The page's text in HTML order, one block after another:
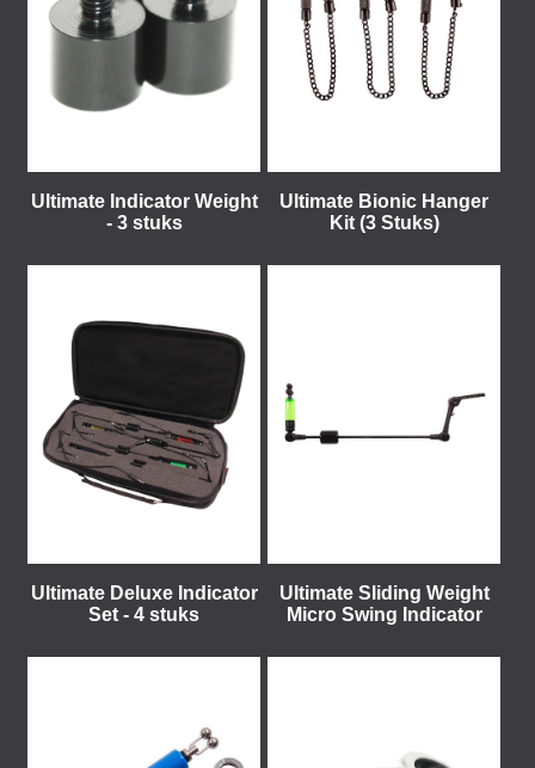
Ultimate Indicator Weight
- 3 stuks
Ultimate Bionic Hanger
Kit (3 Stuks)
Ultimate Deluxe Indicator
Set - 4 stuks
Ultimate Sliding Weight
Micro Swing Indicator